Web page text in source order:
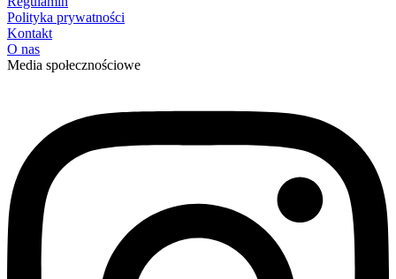
Polityka prywatności
Kontakt
O nas
Media społecznościowe